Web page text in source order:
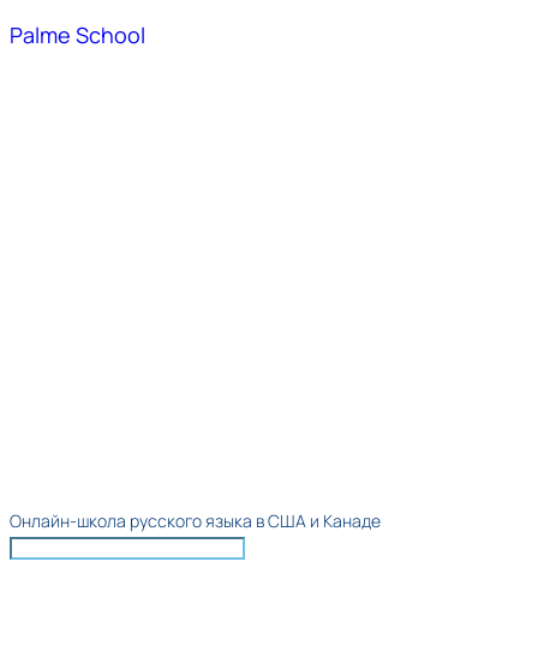
Palme School
Онлайн-школа русского языка в США и Канаде​